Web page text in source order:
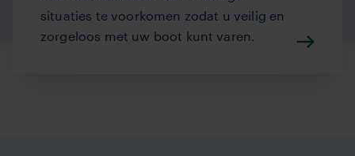
situaties te voorkomen zodat u veilig en
zorgeloos met uw boot kunt varen.